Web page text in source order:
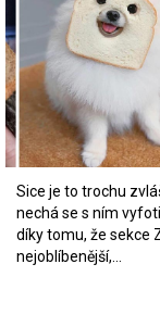
Sice je to trochu
nechá se s ním
díky tomu, že sekce
nejoblíbenější,…